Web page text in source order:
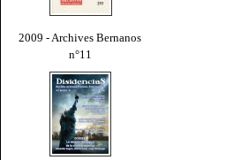
2009 - Archives Bernanos
n°11